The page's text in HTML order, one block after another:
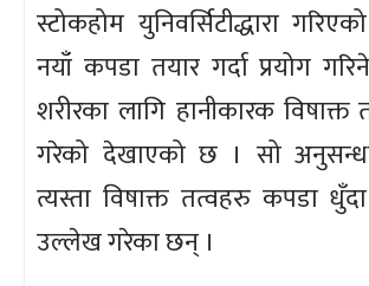
स्टोकहोम युनिवर्सिटीद्धारा
नयाँ कपडा तयार गर्दा प्रयोग
शरीरका लागि हानीकारक विषाक्त
गरेको देखाएको छ । सो
त्यस्ता विषाक्त तत्वहरु कपडा
उल्लेख गरेका छन् ।